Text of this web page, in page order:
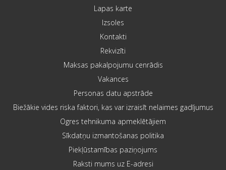
Lapas karte
Izsoles
Kontakti
Rekvizīti
Maksas pakalpojumu cenrādis
Vakances
Personas datu apstrāde
Biežākie vides riska faktori, kas var izraisīt nelaimes gadījumus
Ogres tehnikuma apmeklētājiem
Sīkdatņu izmantošanas politika
Piekļūstamības paziņojums
Raksti mums uz E-adresi